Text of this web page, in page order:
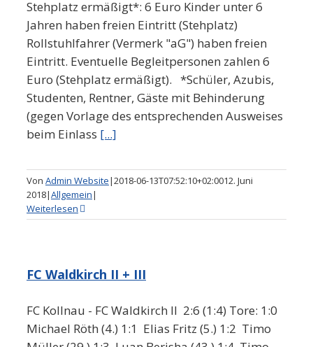
Stehplatz ermäßigt*: 6 Euro Kinder unter 6
Jahren haben freien Eintritt (Stehplatz)
Rollstuhlfahrer (Vermerk "aG") haben freien
Eintritt. Eventuelle Begleitpersonen zahlen 6
Euro (Stehplatz ermäßigt). *Schüler, Azubis,
Studenten, Rentner, Gäste mit Behinderung
(gegen Vorlage des entsprechenden Ausweises
beim Einlass [...]
Von Admin Website|2018-06-13T07:52:10+02:0012. Juni
2018|Allgemein|
Weiterlesen
FC Waldkirch II + III
FC Kollnau - FC Waldkirch II 2:6 (1:4) Tore: 1:0
Michael Röth (4.) 1:1 Elias Fritz (5.) 1:2 Timo